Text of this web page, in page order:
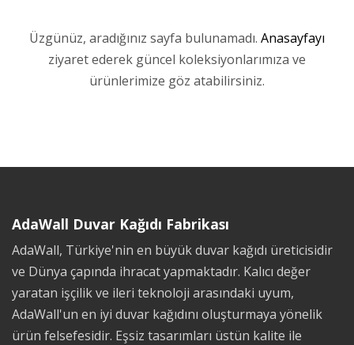
Üzgünüz, aradığınız sayfa bulunamadı. Anasayfayı
ziyaret ederek güncel koleksiyonlarımıza ve
ürünlerimize göz atabilirsiniz.
AdaWall Duvar Kağıdı Fabrikası
AdaWall, Türkiye'nin en büyük duvar kağıdı üreticisidir
ve Dünya çapında ihracat yapmaktadır. Kalıcı değer
yaratan işçilik ve ileri teknoloji arasındaki uyum,
AdaWall'un en iyi duvar kağıdını oluşturmaya yönelik
ürün felsefesidir. Eşsiz tasarımları üstün kalite ile